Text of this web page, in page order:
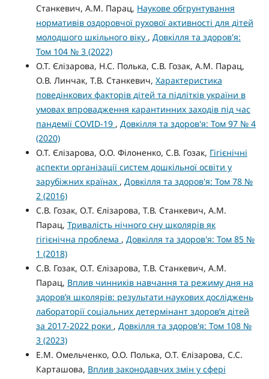
Станкевич, А.М. Парац, Наукове обгрунтування
нормативів оздоровчої рухової активності для дітей
молодшого шкільного віку , Довкілля та здоров'я:
Том 104 № 3 (2022)
О.Т. Єлізарова, Н.С. Полька, С.В. Гозак, А.М. Парац,
О.В. Линчак, Т.В. Станкевич, Характеристика
поведінкових факторів дітей та підлітків україни в
умовах впровадження карантинних заходів під час
пандемії COVID-19 , Довкілля та здоров'я: Том 97 № 4
(2020)
О.Т. Єлізарова, О.О. Філоненко, С.В. Гозак, Гігієнічні
аспекти організації систем дошкільної освіти у
зарубіжних країнах , Довкілля та здоров'я: Том 78 №
2 (2016)
С.В. Гозак, О.Т. Єлізарова, Т.В. Станкевич, А.М.
Парац, Тривалість нічного сну школярів як
гігієнічна проблема , Довкілля та здоров'я: Том 85 №
1 (2018)
С.В. Гозак, О.Т. Єлізарова, Т.В. Станкевич, А.М.
Парац, Вплив чинників навчання та режиму дня на
здоров’я школярів: результати наукових досліджень
лабораторії соціальних детермінант здоров’я дітей
за 2017-2022 роки , Довкілля та здоров'я: Том 108 №
3 (2023)
Е.М. Омельченко, О.О. Полька, О.Т. Єлізарова, С.С.
Карташова, Вплив законодавчих змін у сфері